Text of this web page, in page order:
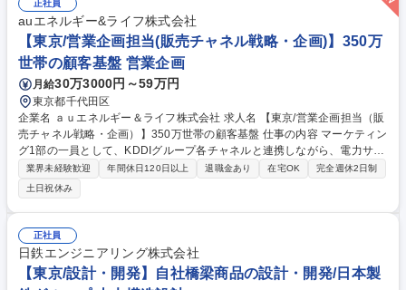
当) ■鉄骨製作管理 ■現場施工管理全般及び事業推進体制の構築 ※ご経験に
応じてリーダーまたは担当者の役割を決定します。 募集職種 ◆東京_シス
テム建築鉄骨部材における開発及びプロジェクトマネジメント
正社員
auエネルギー&ライフ株式会社
【東京/営業企画担当(販売チャネル戦略・企画)】350万
世帯の顧客基盤 営業企画
月給30万3000円～59万円
東京都千代田区
企業名 ａｕエネルギー＆ライフ株式会社 求人名 【東京/営業企画担当（販
売チャネル戦略・企画）】350万世帯の顧客基盤 仕事の内容 マーケティン
グ1部の一員として、KDDIグループ各チャネルと連携しながら、電力サー
ビスの販売戦略・チャネル企画・調整業務を担っていただきます。※ご入
社後、適性を鑑みて担当商材・チャネルを決定します。 ■販売戦略の立
案・実行、マーケティングキャンペーンの企画・実施 ■日次業務：実績管
理、販売委託先管理等（定型業務は少なめです。） ■月次業務：委託先契
約等の経営層への報告、月次の振り返り等 ■他部署との関わり：各サービ
スの販売に関わる、パートナー会社、社内関連部署のカウンターパートの
本ポジションが担うことになります。特にKDDIグループ内に広く関わり
ます。 募集職種 【東京/営業企画担当（販売チャネル戦略・企画）】350
業界未経験歓迎 年間休日120日以上 退職金あり 在宅OK
完全週休2日制
土日祝休み
正社員
日鉄エンジニアリング株式会社
【東京/設計・開発】自社橋梁商品の設計・開発/日本製